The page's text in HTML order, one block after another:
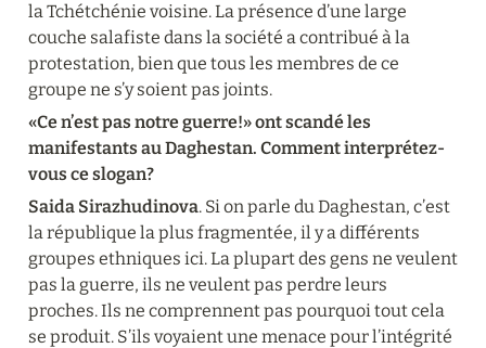
la Tchétchénie voisine. La présence d’une large
couche salafiste dans la société a contribué à la
protestation, bien que tous les membres de ce
groupe ne s’y soient pas joints.
«Ce n’est pas notre guerre!» ont scandé les
manifestants au Daghestan. Comment interprétez-
vous ce slogan?
Saida Sirazhudinova. Si on parle du Daghestan, c’est
la république la plus fragmentée, il y a différents
groupes ethniques ici. La plupart des gens ne veulent
pas la guerre, ils ne veulent pas perdre leurs
proches. Ils ne comprennent pas pourquoi tout cela
se produit. S’ils voyaient une menace pour l’intégrité